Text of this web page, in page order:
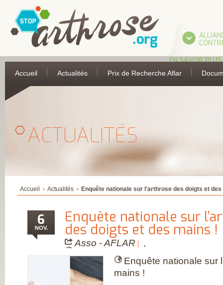
EN SAVOIR PLUS
L’ALLIANCE
UNE INITIATIVE
DES MÉDECINS
COMITÉ
D’ÉDUCATION
SOCIALE DE LA
PHARMACIE
FRANÇAISE
(CESPHARM)
ET DE
Accueil Actualités Prix de Recherche Aflar
ACTUALITÉS
Accueil Actualités Enquête nationale sur l’arthrose des doigts et
6
NOV.
Enquête nationale sur
des doigts et des mains !
Asso - AFLAR
,
Enquête nationale sur
mains !